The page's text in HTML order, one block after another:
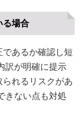
る場合
あるか確認し短
訳が明確に提示
れるリスクがあ
きない点も対処